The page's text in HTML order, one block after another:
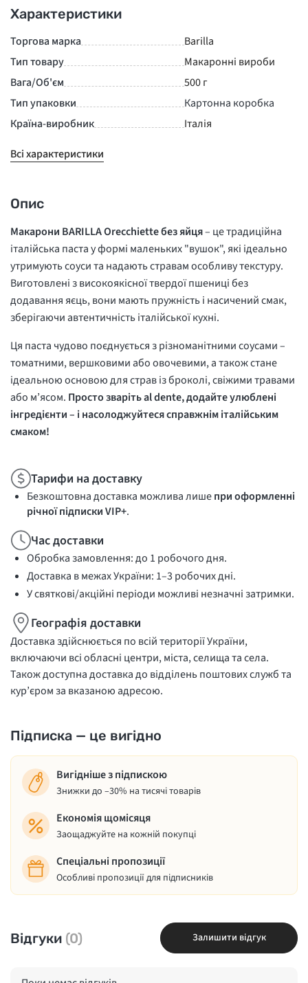
Характеристики
Торгова марка
Barilla
Тип товару
Макаронні вироби
Вага/Об'єм
500 г
Тип упаковки
Картонна коробка
Країна-виробник
Італія
Всі характеристики
Опис
Макарони BARILLA Orecchiette без яйця– це традиційна
італійська паста у формі маленьких "вушок", які ідеально
утримують соуси та надають стравам особливу текстуру.
Виготовлені з високоякісної твердої пшениці без
додавання яєць, вони мають пружність і насичений смак,
зберігаючи автентичність італійської кухні.
Ця паста чудово поєднується з різноманітними соусами –
томатними, вершковими або овочевими, а також стане
ідеальною основою для страв із броколі, свіжими травами
або м’ясом. Просто зварітьal dente, додайте улюблені
інгредієнти – і насолоджуйтеся справжнім італійським
смаком!
Тарифи на доставку
Безкоштовна доставка можлива лишепри оформленні
річної підписки VIP+.
Час доставки
Обробка замовлення: до 1 робочого дня.
Доставка в межах України: 1–3 робочих дні.
У святкові/акційні періоди можливі незначні затримки.
Географія доставки
Доставка здійснюється по всій території України,
включаючи всі обласні центри, міста, селища та села.
Також доступна доставка до відділень поштових служб та
кур’єром за вказаною адресою.
Підписка — це вигідно
Вигідніше з підпискою
Знижки до –30% на тисячі товарів
Економія щомісяця
Заощаджуйте на кожній покупці
Спеціальні пропозиції
Особливі пропозиції для підписників
Відгуки (0) Залишити відгук